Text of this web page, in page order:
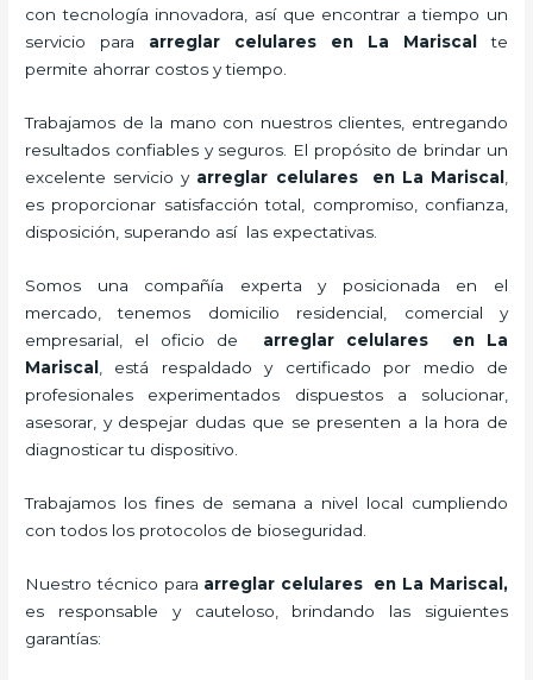
con tecnología innovadora, así que encontrar a tiempo un
servicio para arreglar celulares en La Mariscal
te
permite ahorrar costos y tiempo.
Trabajamos de la mano con nuestros clientes, entregando
resultados confiables y seguros. El propósito de brindar un
excelente servicio y arreglar celulares en La Mariscal
es proporcionar satisfacción total, compromiso, confianza,
disposición, superando así las expectativas.
Somos una compañía experta y posicionada en el
mercado, tenemos domicilio residencial, comercial y
empresarial, el oficio de arreglar celulares en La
Mariscal
, está respaldado y certificado por medio de
profesionales experimentados dispuestos a solucionar,
asesorar, y despejar dudas que se presenten a la hora de
diagnosticar tu dispositivo.
Trabajamos los fines de semana a nivel local cumpliendo
con todos los protocolos de bioseguridad.
Nuestro técnico para arreglar celulares en La Mariscal,
es responsable y cauteloso, brindando las siguientes
garantías: